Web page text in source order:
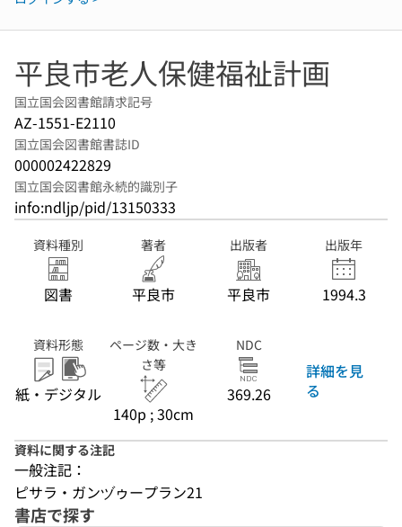
平良市老人保健福祉計画
国立国会図書館請求記号
AZ-1551-E2110
国立国会図書館書誌ID
000002422829
国立国会図書館永続的識別子
info:ndljp/pid/13150333
資料種別
図書
著者
平良市
出版者
平良市
出版年
1994.3
資料形態
紙・デジタル
ページ数・大き
さ等
140p ; 30cm
NDC
369.26
詳細を見
る
資料に関する注記
一般注記：
ピサラ・ガンヅゥープラン21
書店で探す